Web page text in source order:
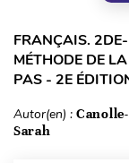
FRANÇAIS.
MÉTHODE DE
PAS - 2E
Autor(en) :
Sarah